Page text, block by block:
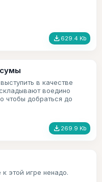
file_download 629.4 Kb
в качестве
воедино
чтобы добраться до
file_download 269.9 Kb
этой игре ненадо.